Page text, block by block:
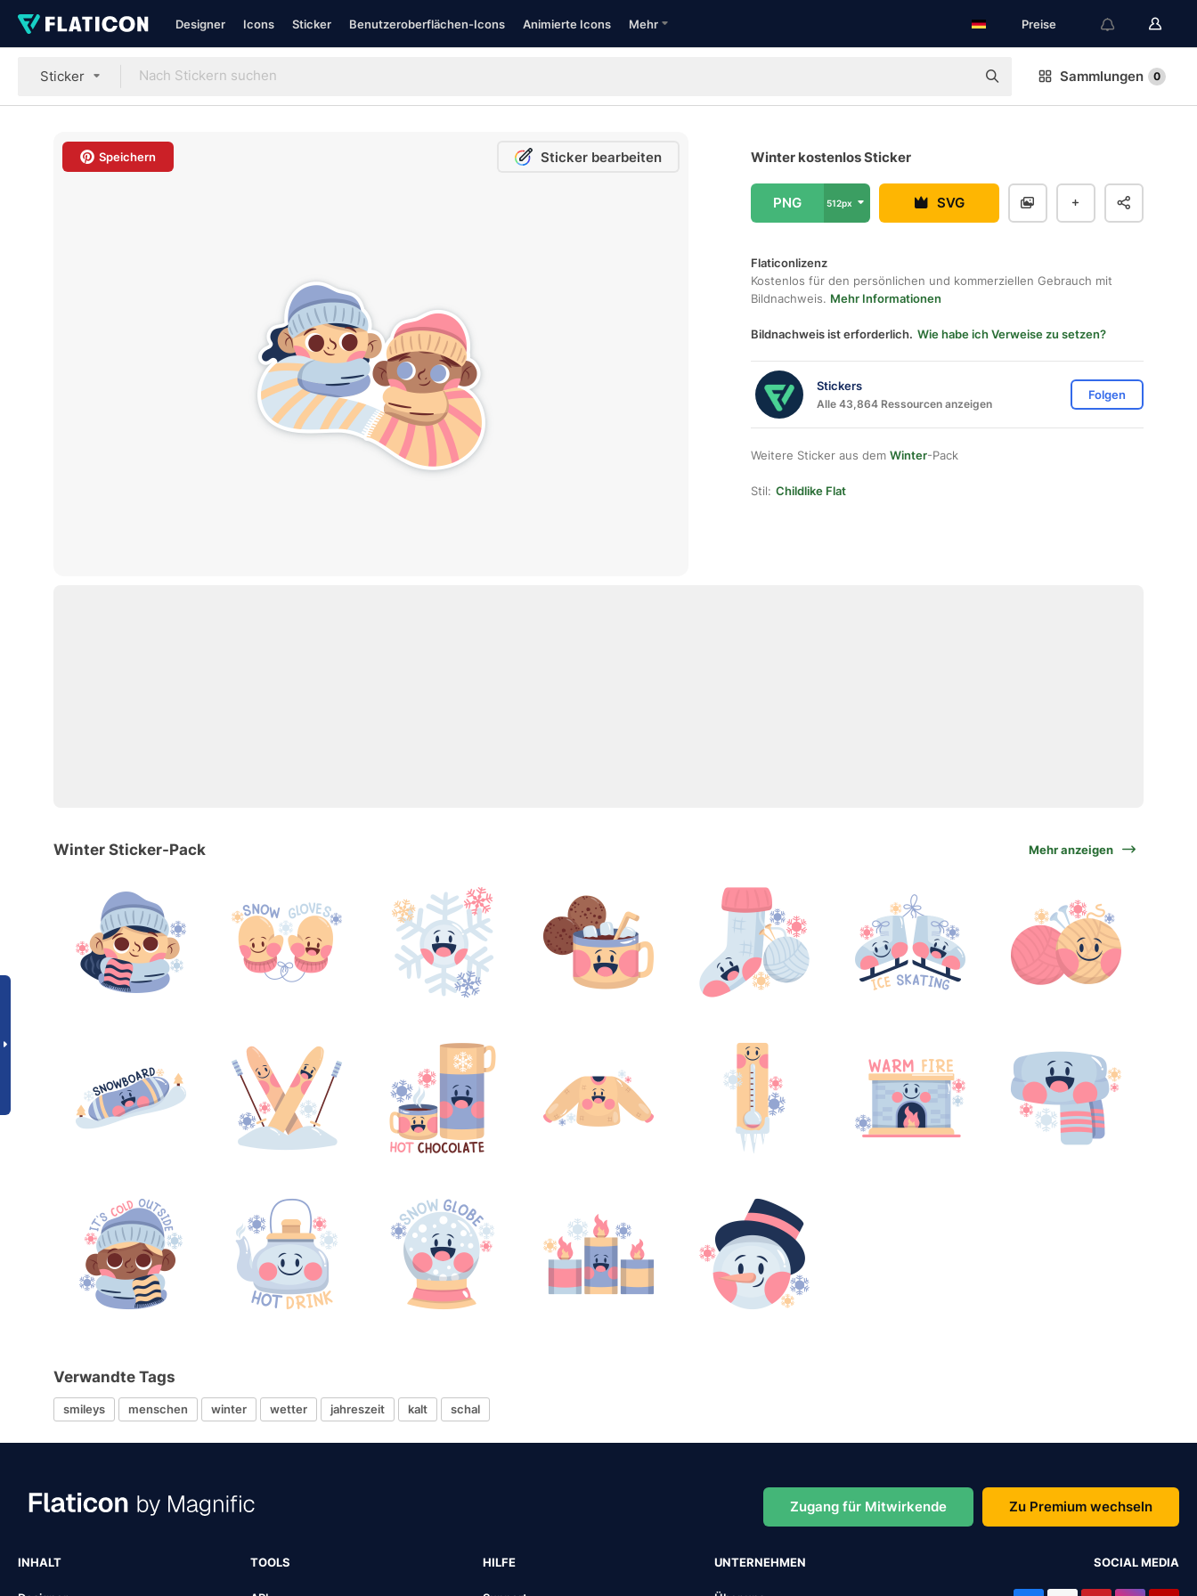
Designer Icons Sticker Benutzeroberflächen-Icons Animierte Icons Mehr Preise
Sticker Sammlungen 0
Speichern Sticker bearbeiten Winter kostenlos Sticker
PNG 512px SVG
Flaticonlizenz
Kostenlos für den persönlichen und kommerziellen Gebrauch mit
Bildnachweis. Mehr Informationen
Bildnachweis ist erforderlich. Wie habe ich Verweise zu setzen?
Stickers
Alle 43,864 Ressourcen anzeigen
Folgen
Weitere Sticker aus dem Winter-Pack
Stil: Childlike Flat
Winter Sticker-Pack Mehr anzeigen
Verwandte Tags
smileys menschen winter wetter jahreszeit kalt schal
Zugang für Mitwirkende Zu Premium wechseln
INHALT TOOLS HILFE UNTERNEHMEN SOCIAL MEDIA